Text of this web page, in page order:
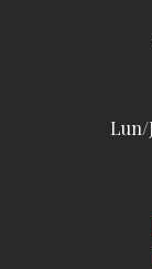
Lun/